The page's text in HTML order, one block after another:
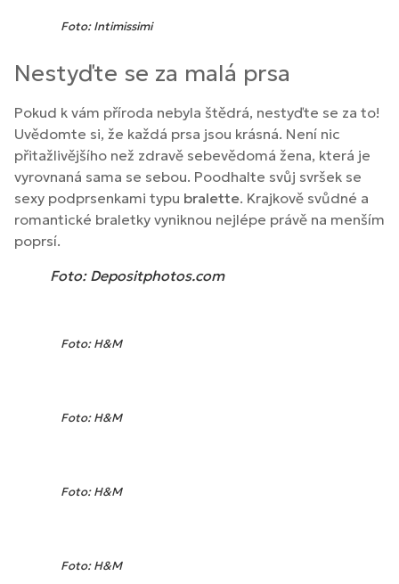
Foto: Intimissimi
Nestyďte se za malá prsa
Pokud k vám příroda nebyla štědrá, nestyďte se za to!
Uvědomte si, že každá prsa jsou krásná. Není nic
přitažlivějšího než zdravě sebevědomá žena, která je
vyrovnaná sama se sebou. Poodhalte svůj svršek se
sexy podprsenkami typu bralette. Krajkově svůdné a
romantické braletky vyniknou nejlépe právě na menším
poprsí.
Foto: Depositphotos.com
Foto: H&M
Foto: H&M
Foto: H&M
Foto: H&M